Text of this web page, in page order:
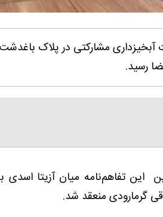
آبخیزداری مشارکتی در پلاک
رسید.
این تفاهم‌نامه میان آزیتا اسدی
گرمارودی منعقد شد.